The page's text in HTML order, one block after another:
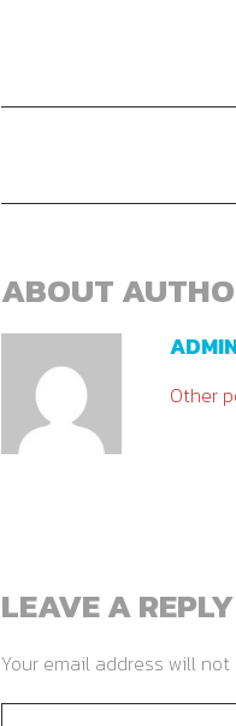
ABOUT
Other
LEAVE A REPLY
Your email address will